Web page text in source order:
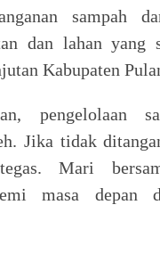
sampah
dan lahan yang
Kabupaten
pengelolaan
Jika tidak
Mari
masa depan